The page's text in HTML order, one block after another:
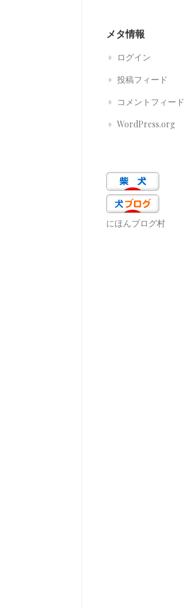
メタ情報
ログイン
投稿フィード
コメントフィード
WordPress.org
にほんブログ村